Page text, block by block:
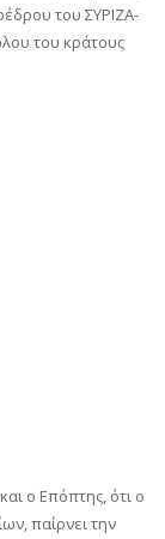
του ΣΥΡΙΖΑ-
του κράτους
ο Επόπτης, ότι ο
παίρνει την